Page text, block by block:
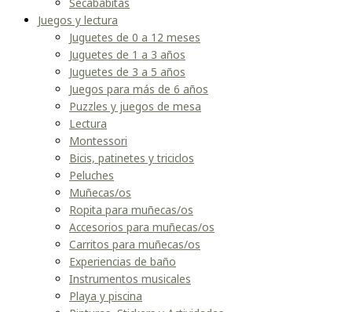
Juegos y lectura
Juguetes de 0 a 12 meses
Juguetes de 1 a 3 años
Juguetes de 3 a 5 años
Juegos para más de 6 años
Puzzles y juegos de mesa
Lectura
Montessori
Bicis, patinetes y triciclos
Peluches
Muñecas/os
Ropita para muñecas/os
Accesorios para muñecas/os
Carritos para muñecas/os
Experiencias de baño
Instrumentos musicales
Playa y piscina